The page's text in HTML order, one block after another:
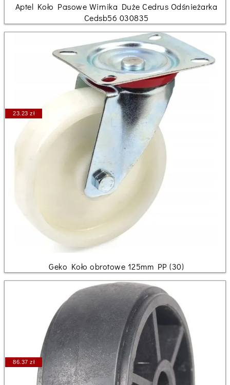
Aptel Koło Pasowe Wirnika Duże Cedrus Odśnieżarka
Cedsb56 030835
23.23 zł
Geko Koło obrotowe 125mm PP (30)
86.37 zł